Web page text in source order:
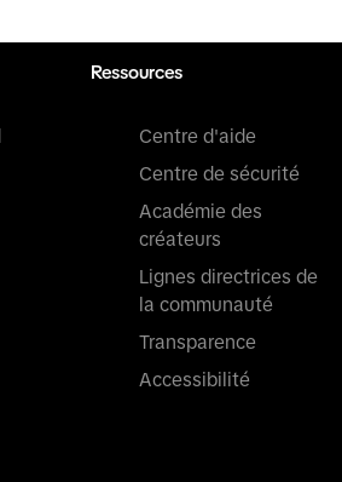
Ressources
Centre d'aide
Centre de sécurité
Académie des
créateurs
Lignes directrices de
la communauté
Transparence
Accessibilité